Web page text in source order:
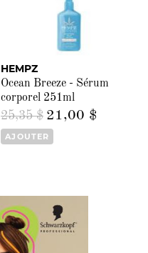
HEMPZ
Ocean Breeze - Sérum
corporel 251ml
25,35 $ 21,00 $
AJOUTER